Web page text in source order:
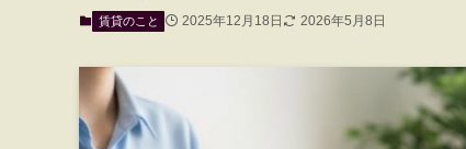
賃貸のこと 2025年12月18日 2026年5月8日